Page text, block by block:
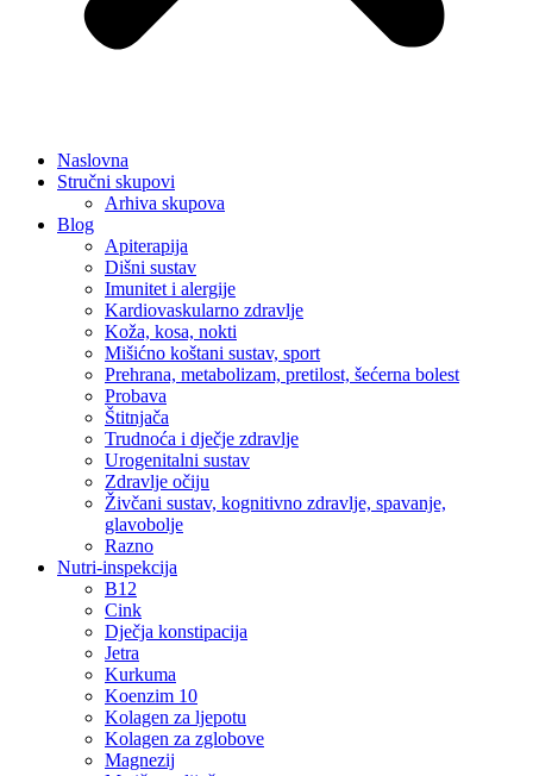
Naslovna
Stručni skupovi
Arhiva skupova
Blog
Apiterapija
Dišni sustav
Imunitet i alergije
Kardiovaskularno zdravlje
Koža, kosa, nokti
Mišićno koštani sustav, sport
Prehrana, metabolizam, pretilost, šećerna bolest
Probava
Štitnjača
Trudnoća i dječje zdravlje
Urogenitalni sustav
Zdravlje očiju
Živčani sustav, kognitivno zdravlje, spavanje,
glavobolje
Razno
Nutri-inspekcija
B12
Cink
Dječja konstipacija
Jetra
Kurkuma
Koenzim 10
Kolagen za ljepotu
Kolagen za zglobove
Magnezij